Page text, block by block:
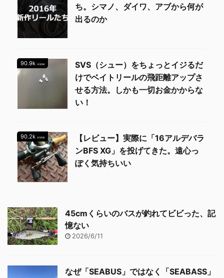
ち。シマノ、ダイワ、アブから何が
出るのか
90.9k view
SVS（シュー）をちょっとイジるだ
けでベイトリールの飛距離アップさ
せる方法。しかも一切お金かからな
い！
90.2k view
【レビュー】実際に「16アルデバラ
ンBFS XG」を投げてきた。遠心っ
ぽく気持ちいい
45cmくらいのバスが釣れてビビった、記
憶ない
2026/6/11
なぜ「SEABUS」ではなく「SEABASS」